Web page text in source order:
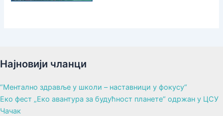
Најновији чланци
“Ментално здравље у школи – наставници у фокусу“
Еко фест „Еко авантура за будућност планете“ одржан у ЦСУ
Чачак